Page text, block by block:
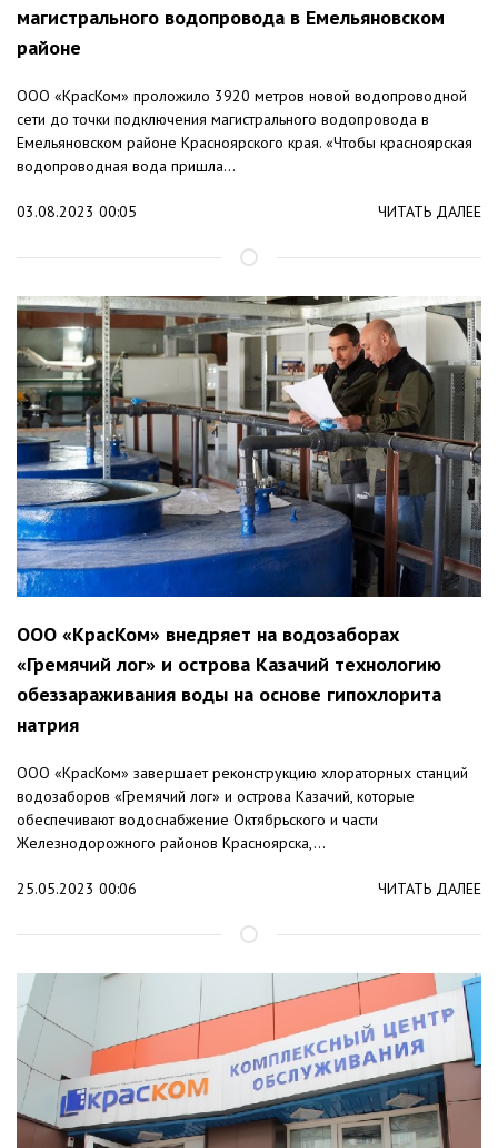
магистрального водопровода в Емельяновском
районе
ООО «КрасКом» проложило 3920 метров новой водопроводной
сети до точки подключения магистрального водопровода в
Емельяновском районе Красноярского края. «Чтобы красноярская
водопроводная вода пришла...
03.08.2023 00:05 ЧИТАТЬ ДАЛЕЕ
ООО «КрасКом» внедряет на водозаборах
«Гремячий лог» и острова Казачий технологию
обеззараживания воды на основе гипохлорита
натрия
ООО «КрасКом» завершает реконструкцию хлораторных станций
водозаборов «Гремячий лог» и острова Казачий, которые
обеспечивают водоснабжение Октябрьского и части
Железнодорожного районов Красноярска,...
25.05.2023 00:06 ЧИТАТЬ ДАЛЕЕ